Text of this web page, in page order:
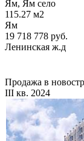
Ям, Ям село
115.27 м2
Ям
19 718 778 руб.
Ленинская ж.д
Продажа в
III кв. 2024